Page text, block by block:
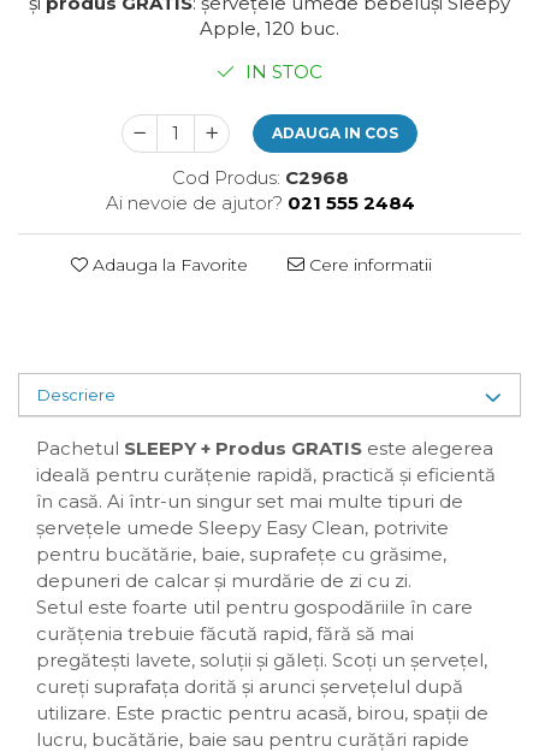
Plasturi
Sare de baie
Apple, 120 buc.
IN STOC
ADAUGA IN COS
Cod Produs: C2968
Ai nevoie de ajutor? 021 555 2484
Adauga la Favorite Cere informatii
Descriere
Pachetul SLEEPY + Produs GRATIS este alegerea
ideală pentru curățenie rapidă, practică și eficientă
în casă. Ai într-un singur set mai multe tipuri de
șervețele umede Sleepy Easy Clean, potrivite
pentru bucătărie, baie, suprafețe cu grăsime,
depuneri de calcar și murdărie de zi cu zi.
Setul este foarte util pentru gospodăriile în care
curățenia trebuie făcută rapid, fără să mai
pregătești lavete, soluții și găleți. Scoți un șervețel,
cureți suprafața dorită și arunci șervețelul după
utilizare. Este practic pentru acasă, birou, spații de
lucru, bucătărie, baie sau pentru curățări rapide